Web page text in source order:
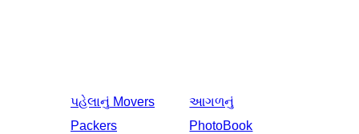
પહેલાનું Movers
Packers
આગળનું
PhotoBook